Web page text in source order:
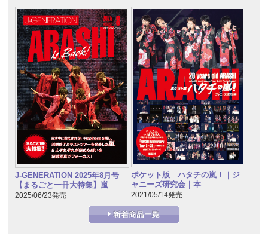
J-GENERATION 2025年8月号
【まるごと一冊大特集】嵐
2025/06/23発売
ポケット版 ハタチの嵐！｜ジ
ャニーズ研究会｜本
2021/05/14発売